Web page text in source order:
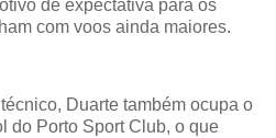
de expectativa para os
com voos ainda maiores.
Duarte também ocupa o
do Porto Sport Club, o que